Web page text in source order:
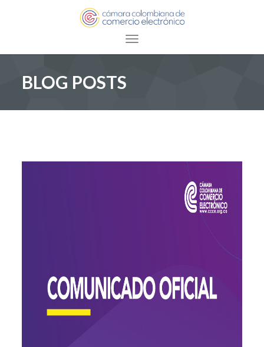
Toggle navigation
BLOG POSTS